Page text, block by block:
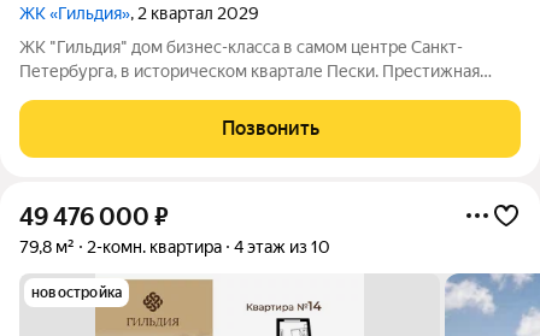
ЖК «Гильдия», 2 квартал 2029
ЖК "Гильдия" дом бизнес-класса в самом центре Санкт-
Петербурга, в историческом квартале Пески. Престижная
"Гильдия" создана продуманная внутренняя инфраструктура
для полноценного отдыха и работы.
Позвонить
49 476 000 ₽
79,8 м² 2-комн. квартира 4 этаж из 10
новостройка